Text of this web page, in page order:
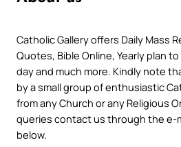
Catholic Gallery offers Daily Mass
Quotes, Bible Online, Yearly plan
day and much more. Kindly note
by a small group of enthusiastic
from any Church or any Religious
queries contact us through the e-
below.